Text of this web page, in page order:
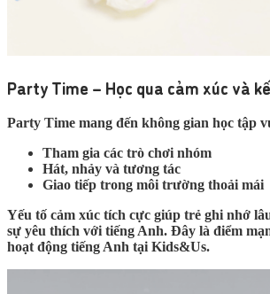
Party Time – Học qua cảm xúc và
Party Time mang đến không gian học tập
Tham gia các trò chơi nhóm
Hát, nhảy và tương tác
Giao tiếp trong môi trường thoải mái
Yếu tố cảm xúc tích cực giúp trẻ ghi nhớ
sự yêu thích với tiếng Anh. Đây là điểm
hoạt động tiếng Anh tại Kids&Us.